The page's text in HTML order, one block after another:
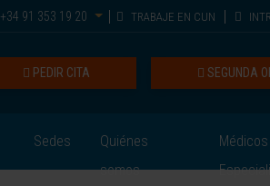
91 353 19 20 TRABAJE EN CUN
SEGUNDA
PEDIR CITA
Sedes
Quiénes
somos